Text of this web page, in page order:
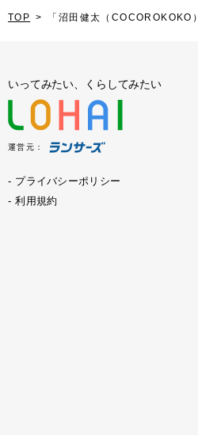
TOP 「沼田健太（COCOROKOKO
いってみたい、くらしてみたい
運営元：
プライバシーポリシー
利用規約